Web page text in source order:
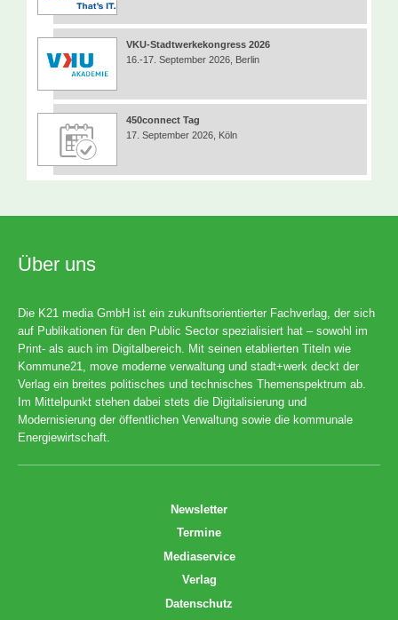
VKU-Stadtwerkekongress 2026
16.-17. September 2026, Berlin
450connect Tag
17. September 2026, Köln
Über uns
Die K21 media GmbH ist ein zukunftsorientierter Fachverlag, der sich
auf Publikationen für den Public Sector spezialisiert hat – sowohl im
Print- als auch im Digitalbereich. Mit seinen etablierten Titeln wie
Kommune21, move moderne verwaltung und stadt+werk deckt der
Verlag ein breites politisches und technisches Themenspektrum ab.
Im Mittelpunkt stehen dabei stets die Digitalisierung und
Modernisierung der öffentlichen Verwaltung sowie die kommunale
Energiewirtschaft.
Newsletter
Termine
Mediaservice
Verlag
Datenschutz